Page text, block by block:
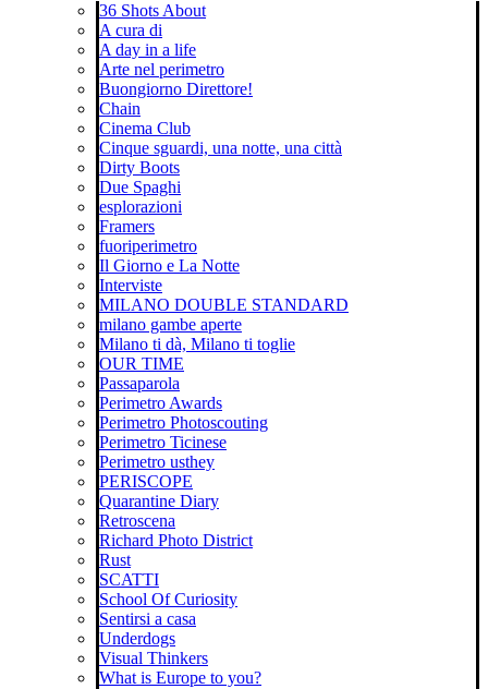
36 Shots About
A cura di
A day in a life
Arte nel perimetro
Buongiorno Direttore!
Chain
Cinema Club
Cinque sguardi, una notte, una città
Dirty Boots
Due Spaghi
esplorazioni
Framers
fuoriperimetro
Il Giorno e La Notte
Interviste
MILANO DOUBLE STANDARD
milano gambe aperte
Milano ti dà, Milano ti toglie
OUR TIME
Passaparola
Perimetro Awards
Perimetro Photoscouting
Perimetro Ticinese
Perimetro usthey
PERISCOPE
Quarantine Diary
Retroscena
Richard Photo District
Rust
SCATTI
School Of Curiosity
Sentirsi a casa
Underdogs
Visual Thinkers
What is Europe to you?